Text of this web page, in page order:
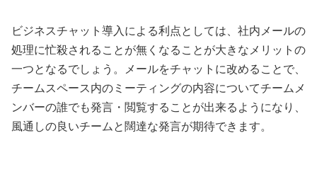
ビジネスチャット導入による利点としては、社内メールの
処理に忙殺されることが無くなることが大きなメリットの
一つとなるでしょう。メールをチャットに改めることで、
チームスペース内のミーティングの内容についてチームメ
ンバーの誰でも発言・閲覧することが出来るようになり、
風通しの良いチームと闊達な発言が期待できます。